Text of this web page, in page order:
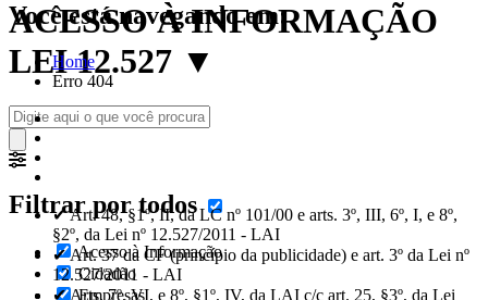
ACESSO À INFORMAÇÃO
LEI 12.527 ▼
Filtrar por todos
Acesso à Informação
Cidadão
Empresas
Você está navegando em:
Home
Erro 404
✔ Art. 48, §1º, II, da LC nº 101/00 e arts. 3º, III, 6º, I, e 8º,
§2º, da Lei nº 12.527/2011 - LAI
✔ Art. 37 da CF (princípio da publicidade) e art. 3º da Lei nº
12.527/2011 - LAI
✔ Arts. 7º, VI, e 8º, §1º, IV, da LAI c/c art. 25, §3º, da Lei